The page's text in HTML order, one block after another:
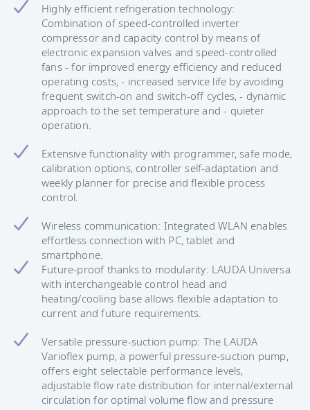
Highly efficient refrigeration technology:
Combination of speed-controlled inverter
compressor and capacity control by means of
electronic expansion valves and speed-controlled
fans - for improved energy efficiency and reduced
operating costs, - increased service life by avoiding
frequent switch-on and switch-off cycles, - dynamic
approach to the set temperature and - quieter
operation.
Extensive functionality with programmer, safe mode,
calibration options, controller self-adaptation and
weekly planner for precise and flexible process
control.
Wireless communication: Integrated WLAN enables
effortless connection with PC, tablet and
smartphone.
Future-proof thanks to modularity: LAUDA Universa
with interchangeable control head and
heating/cooling base allows flexible adaptation to
current and future requirements.
Versatile pressure-suction pump: The LAUDA
Varioflex pump, a powerful pressure-suction pump,
offers eight selectable performance levels,
adjustable flow rate distribution for internal/external
circulation for optimal volume flow and pressure